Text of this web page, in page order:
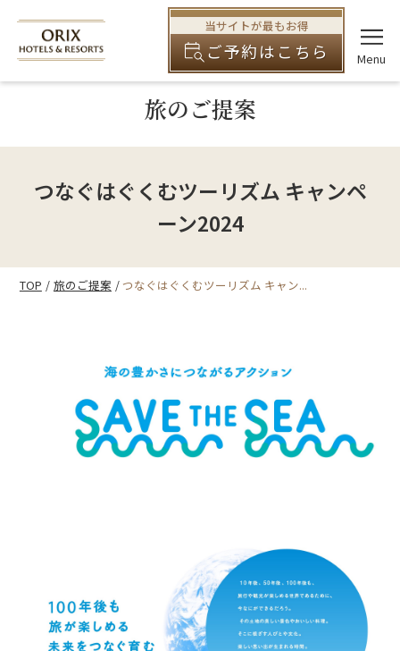
当サイトが最もお得
ご予約はこちら
旅のご提案
つなぐはぐくむツーリズム キャンペ
ーン2024
TOP 旅のご提案 つなぐはぐくむツーリズム キャン...